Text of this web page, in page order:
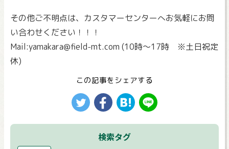
その他ご不明点は、カスタマーセンターへお気軽にお問
い合わせください！！！
Mail:yamakara@field-mt.com (10時～17時 ※土日祝定
休)
この記事をシェアする
検索タグ